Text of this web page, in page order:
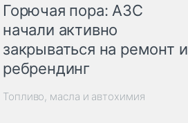
Горючая пора: АЗС
начали активно
закрываться на ремонт и
ребрендинг
Топливо, масла и автохимия